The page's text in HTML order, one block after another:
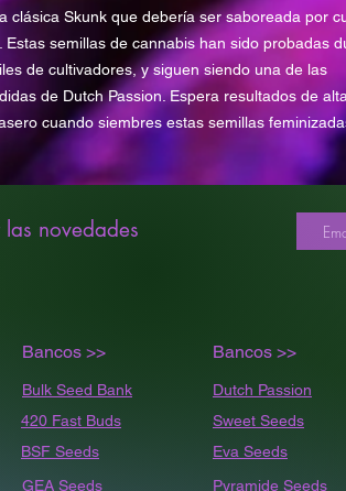
clásica Skunk que debería ser saboreada por
Estas semillas de cannabis han sido probadas
de cultivadores, y siguen siendo una de las
de Dutch Passion. Espera resultados de alta
cuando siembres estas semillas
novedades
Bancos >> Bancos >>
Bulk Seed Bank
420 Fast Buds
BSF Seeds
GEA Seeds
Dutch Passion
Sweet Seeds
Eva Seeds
Pyramide Seeds